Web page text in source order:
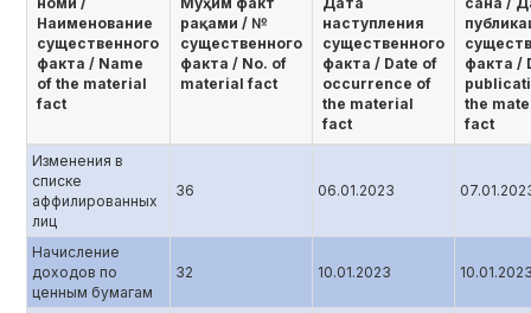
Наименование
существенного
факта / Name
of the material
fact
рақами / №
существенного
факта / No. of
material fact
наступления
существенного
факта / Date of
occurrence of
the material
fact
факта /
the
fact
Изменения в
списке
аффилированных
лиц
36 06.01.2023
Начисление
доходов по
ценным бумагам
32 10.01.2023